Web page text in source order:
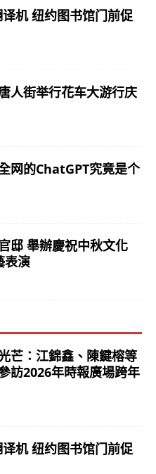
机 纽约图书馆门前促
人街举行花车大游行庆
网的ChatGPT究竟是个
邸 舉辦慶祝中秋文化
表演
芒：江錦鑫、陳鍵榕等
訪2026年時報廣場跨年
机 纽约图书馆门前促